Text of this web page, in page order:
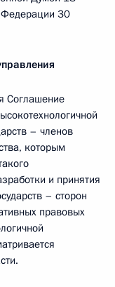
Федерации 30
Соглашение
– членов
которым
и принятия
– сторон
правовых